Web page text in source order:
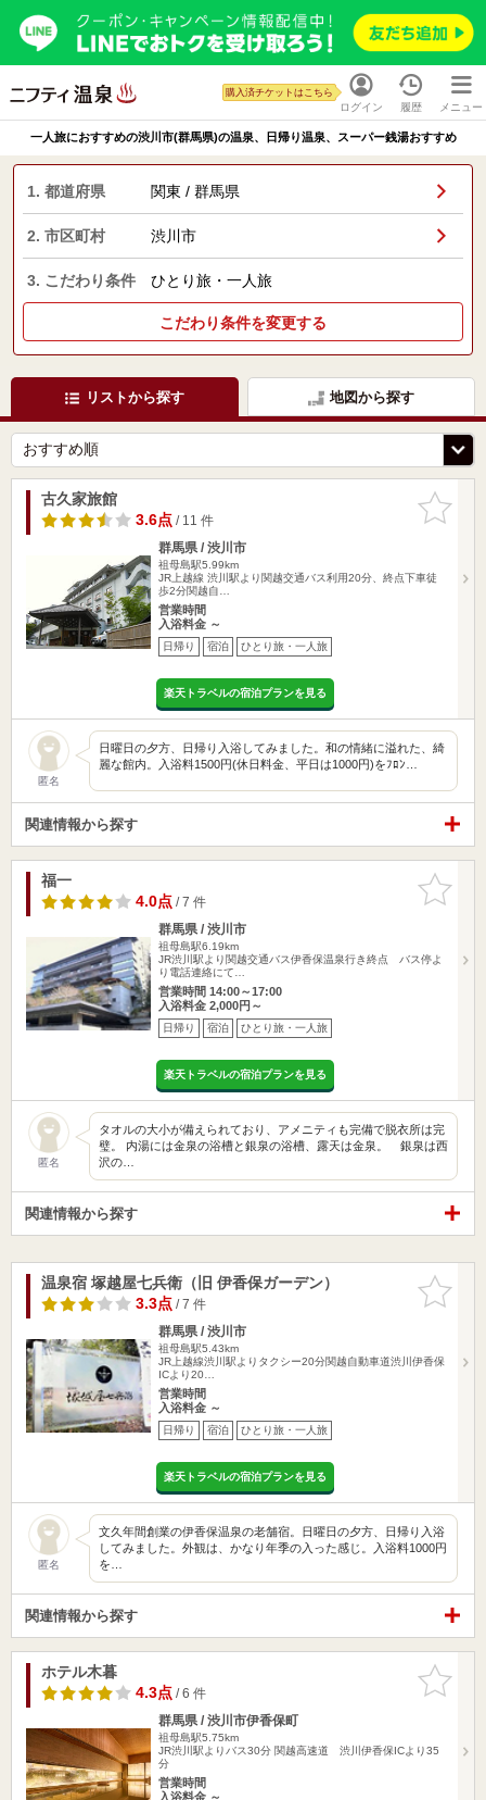
ログイン
購入済チケットはこちら
履歴 メニュー
一人旅におすすめの渋川市(群馬県)の温泉、日帰り温泉、スーパー銭湯おすすめ
1. 都道府県 関東 / 群馬県
2. 市区町村 渋川市
3. こだわり条件 ひとり旅・一人旅
こだわり条件を変更する
リストから探す 地図から探す
お気に入
りに追加
古久家旅館
3.6点/ 11 件
群馬県 / 渋川市
祖母島駅5.99km
JR上越線 渋川駅より関越交通バス利用20分、終点下車徒
歩2分関越自…
営業時間
入浴料金 ～
日帰り 宿泊 ひとり旅・一人旅
楽天トラベルの宿泊プランを見る
匿名
日曜日の夕方、日帰り入浴してみました。和の情緒に溢れた、綺
麗な館内。入浴料1500円(休日料金、平日は1000円)をﾌﾛﾝ…
関連情報から探す
お気に入
りに追加
福一
4.0点/ 7 件
群馬県 / 渋川市
祖母島駅6.19km
JR渋川駅より関越交通バス伊香保温泉行き終点 バス停よ
り電話連絡にて…
営業時間 14:00～17:00
入浴料金 2,000円～
日帰り 宿泊 ひとり旅・一人旅
楽天トラベルの宿泊プランを見る
匿名
タオルの大小が備えられており、アメニティも完備で脱衣所は完
璧。 内湯には金泉の浴槽と銀泉の浴槽、露天は金泉。 銀泉は西
沢の…
関連情報から探す
お気に入
りに追加
温泉宿 塚越屋七兵衛（旧 伊香保ガーデン）
3.3点/ 7 件
群馬県 / 渋川市
祖母島駅5.43km
JR上越線渋川駅よりタクシー20分関越自動車道渋川伊香保
ICより20…
営業時間
入浴料金 ～
日帰り 宿泊 ひとり旅・一人旅
楽天トラベルの宿泊プランを見る
匿名
文久年間創業の伊香保温泉の老舗宿。日曜日の夕方、日帰り入浴
してみました。外観は、かなり年季の入った感じ。入浴料1000円
を…
関連情報から探す
お気に入
りに追加
ホテル木暮
4.3点/ 6 件
群馬県 / 渋川市伊香保町
祖母島駅5.75km
JR渋川駅よりバス30分 関越高速道 渋川伊香保ICより35
分
営業時間
入浴料金 ～